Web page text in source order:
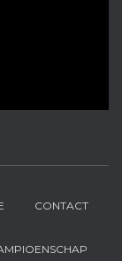
CONTACT